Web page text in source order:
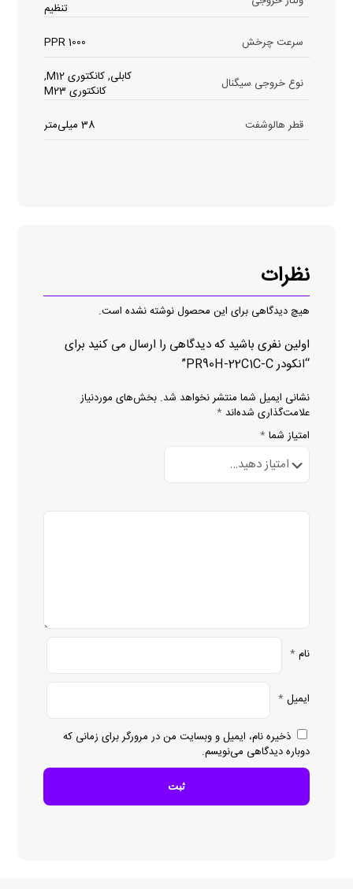
تنظیم
سرعت چرخش
1000 PPR
نوع خروجی سیگنال
کابلی, کانکتوری M12,
کانکتوری M23
قطر هالوشفت
38 میلی‌متر
نظرات
هیچ دیدگاهی برای این محصول نوشته نشده است.
اولین نفری باشید که دیدگاهی را ارسال می کنید برای
“انکودر PR90H-22C1C-C”
نشانی ایمیل شما منتشر نخواهد شد. بخش‌های موردنیاز
علامت‌گذاری شده‌اند *
امتیاز شما *
نام *
ایمیل *
ذخیره نام، ایمیل و وبسایت من در مرورگر برای زمانی که
دوباره دیدگاهی می‌نویسم.